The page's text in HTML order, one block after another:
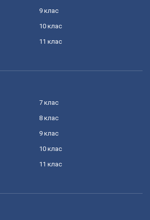
9 клас
10 клас
11 клас
7 клас
8 клас
9 клас
10 клас
11 клас